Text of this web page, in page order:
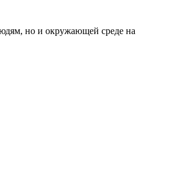
но и окружающей среде на